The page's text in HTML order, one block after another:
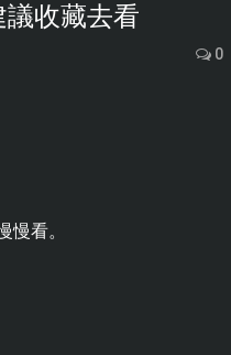
收藏去看
0
看。